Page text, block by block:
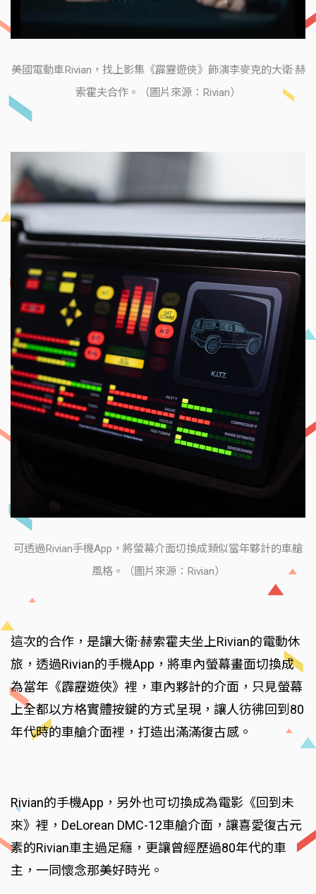
美國電動車Rivian，找上影集《霹靂遊俠》飾演李麥克的大衛·赫
索霍夫合作。（圖片來源：Rivian）
可透過Rivian手機App，將螢幕介面切換成類似當年夥計的車艙
風格。（圖片來源：Rivian）
這次的合作，是讓大衛·赫索霍夫坐上Rivian的電動休
旅，透過Rivian的手機App，將車內螢幕畫面切換成
為當年《霹靂遊俠》裡，車內夥計的介面，只見螢幕
上全都以方格實體按鍵的方式呈現，讓人彷彿回到80
年代時的車艙介面裡，打造出滿滿復古感。
Rivian的手機App，另外也可切換成為電影《回到未
來》裡，DeLorean DMC-12車艙介面，讓喜愛復古元
素的Rivian車主過足癮，更讓曾經歷過80年代的車
主，一同懷念那美好時光。